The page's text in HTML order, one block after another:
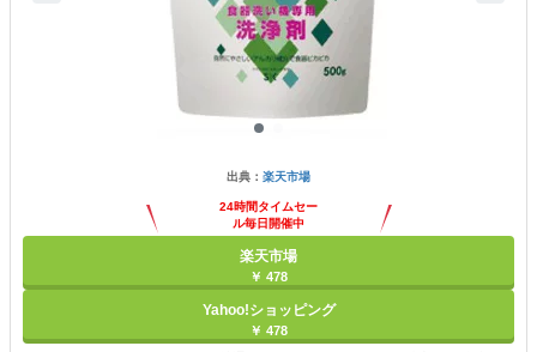
出典： 楽天市場
24時間タイムセー
ル毎日開催中
楽天市場
￥ 478
Yahoo!ショッピング
￥ 478